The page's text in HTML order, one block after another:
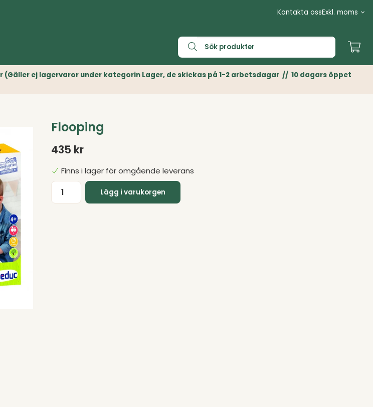
Kontakta oss
(Gäller ej lagervaror under kategorin Lager, de skickas på 1-2 arbetsdagar // 10 dagars öppet
Flooping
435 kr
Finns i lager för omgående leverans
Lägg i varukorgen